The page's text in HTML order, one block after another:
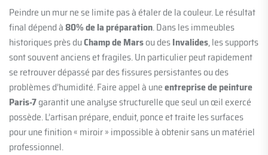
Peindre un mur ne se limite pas à étaler de la couleur. Le résultat
final dépend à80% de la préparation. Dans les immeubles
historiques près duChamp de Marsou desInvalides, les supports
sont souvent anciens et fragiles. Un particulier peut rapidement
se retrouver dépassé par des fissures persistantes ou des
problèmes d’humidité. Faire appel à uneentreprise de peinture
Paris-7garantit une analyse structurelle que seul un œil exercé
possède. L’artisan prépare, enduit, ponce et traite les surfaces
pour une finition « miroir » impossible à obtenir sans un matériel
professionnel.